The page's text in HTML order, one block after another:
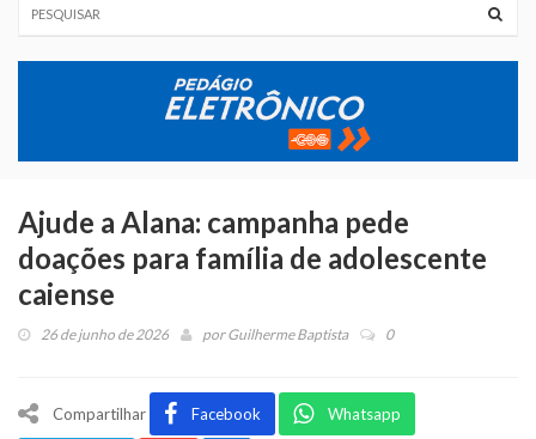
Ajude a Alana: campanha pede
doações para família de adolescente
caiense
26 de junho de 2026 porGuilherme Baptista 0
Compartilhar Facebook Whatsapp